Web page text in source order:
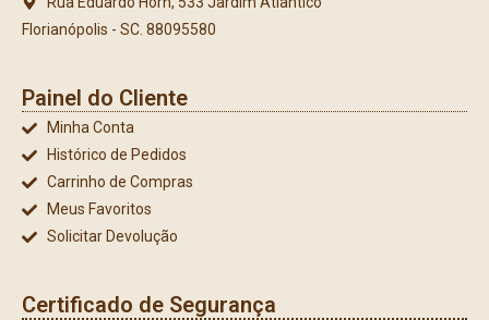
Florianópolis - SC. 88095580
Painel do Cliente
Minha Conta
Histórico de Pedidos
Carrinho de Compras
Meus Favoritos
Solicitar Devolução
Certificado de Segurança